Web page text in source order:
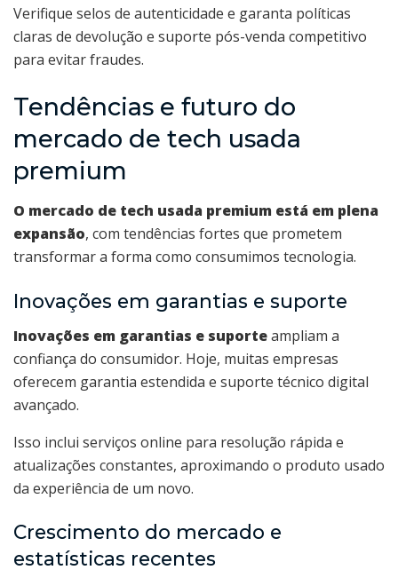
Verifique selos de autenticidade e garanta políticas
claras de devolução e suporte pós-venda competitivo
para evitar fraudes.
Tendências e futuro do
mercado de tech usada
premium
O mercado de tech usada premium está em plena
expansão, com tendências fortes que prometem
transformar a forma como consumimos tecnologia.
Inovações em garantias e suporte
Inovações em garantias e suporteampliam a
confiança do consumidor. Hoje, muitas empresas
oferecem garantia estendida e suporte técnico digital
avançado.
Isso inclui serviços online para resolução rápida e
atualizações constantes, aproximando o produto usado
da experiência de um novo.
Crescimento do mercado e
estatísticas recentes